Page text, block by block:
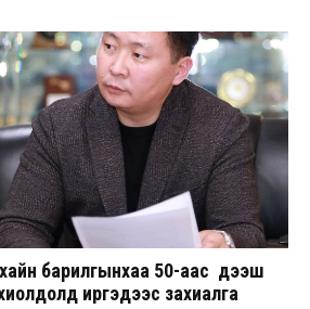
барилгынхаа 50-аас дээш
иргэдээс захиалга